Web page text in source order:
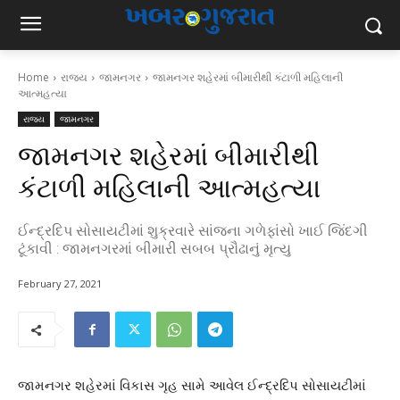
Home રાજ્ય જામનગર
જામનગર શહેરમાં બીમારીથી કંટાળી મહિલાની
આત્મહત્યા
રાજ્ય જામનગર
જામનગર શહેરમાં બીમારીથી
કંટાળી મહિલાની આત્મહત્યા
ઈન્દ્રદિપ સોસાયટીમાં શુક્રવારે સાંજના ગળેફાંસો ખાઈ જિંદગી
ટૂંકાવી : જામનગરમાં બીમારી સબબ પ્રૌઢાનું મૃત્યુ
February 27, 2021
જામનગર શહેરમાં વિકાસ ગૃહ સામે આવેલ ઈન્દ્રદિપ સોસાયટીમાં